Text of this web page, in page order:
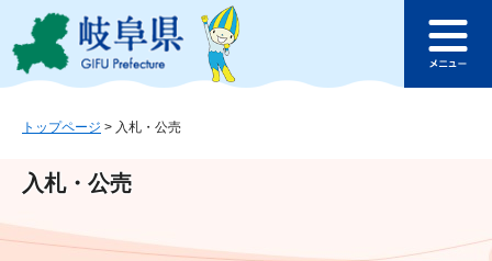
ジ
ュ
文
このページの本文へ
ュ
トップページ > 入札・公売
入札・公売